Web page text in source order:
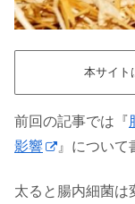
本サイト
前回の記事では『
影響
』について
太ると腸内細菌は